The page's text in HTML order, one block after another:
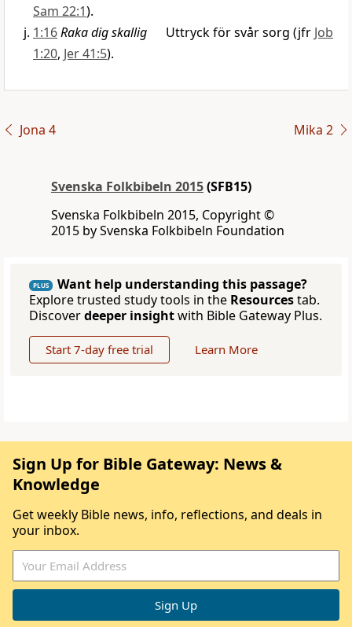
Sam 22:1).
1:16Raka dig skallig Uttryck för svår sorg (jfr Job
1:20, Jer 41:5).
Jona 4 Mika 2
Svenska Folkbibeln 2015(SFB15)
Svenska Folkbibeln 2015, Copyright ©
2015 by Svenska Folkbibeln Foundation
PLUS
Want help understanding this passage?
Explore trusted study tools in the Resourcestab.
Discoverdeeper insightwith Bible Gateway Plus.
Start 7-day free trial Learn More
Sign Up for Bible Gateway: News &
Knowledge
Get weekly Bible news, info, reflections, and deals in
your inbox.